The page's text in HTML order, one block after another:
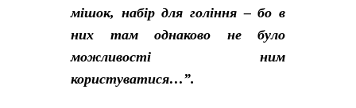
мішок, набір для гоління – бо в
них там однаково не було
можливості ним
користуватися…”.